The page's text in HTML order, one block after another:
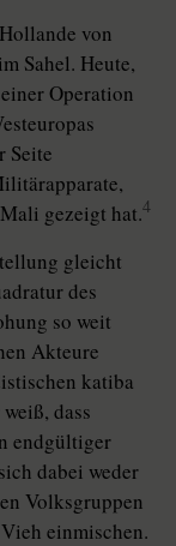
von
Sahel. Heute,
Operation
Seite
gezeigt hat.4
gleicht
des
so weit
Akteure
katiba
dass
endgültiger
dabei weder
Volksgruppen
einmischen.